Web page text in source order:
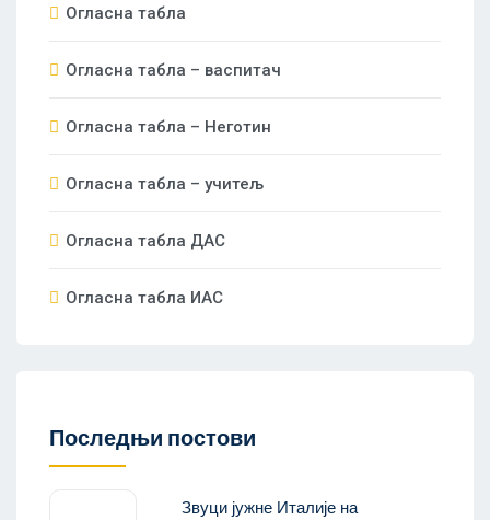
Огласна табла
Огласна табла – васпитач
Огласна табла – Неготин
Огласна табла – учитељ
Огласна табла ДАС
Огласна табла ИАС
Последњи постови
Звуци јужне Италије на